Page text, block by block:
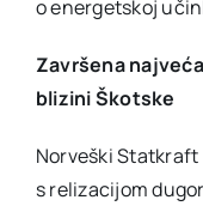
o energetskoj
Završena
blizini Škotske
Norveški
s relizacijom